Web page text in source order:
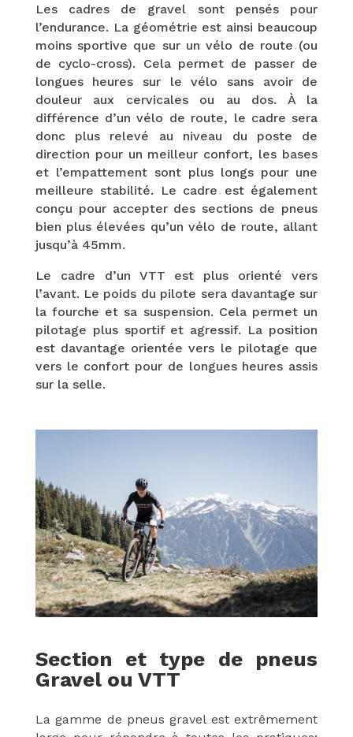
Les cadres de gravel sont pensés pour
l’endurance. La géométrie est ainsi beaucoup
moins sportive que sur un vélo de route (ou
de cyclo-cross). Cela permet de passer de
longues heures sur le vélo sans avoir de
douleur aux cervicales ou au dos. À la
différence d’un vélo de route, le cadre sera
donc plus relevé au niveau du poste de
direction pour un meilleur confort, les bases
et l’empattement sont plus longs pour une
meilleure stabilité. Le cadre est également
conçu pour accepter des sections de pneus
bien plus élevées qu’un vélo de route, allant
jusqu’à 45mm.
Le cadre d’un VTT est plus orienté vers
l’avant. Le poids du pilote sera davantage sur
la fourche et sa suspension. Cela permet un
pilotage plus sportif et agressif. La position
est davantage orientée vers le pilotage que
vers le confort pour de longues heures assis
sur la selle.
Section et type de pneus
Gravel ou VTT
La gamme de pneus gravel est extrêmement